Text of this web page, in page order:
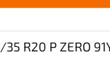
R20 P ZERO